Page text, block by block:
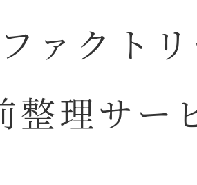
ァクト
整理サー